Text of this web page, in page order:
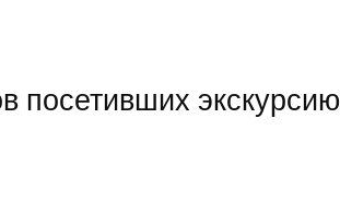
посетивших экскурсию